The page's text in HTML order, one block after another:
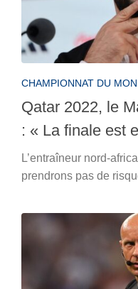
CHAMPIONNAT DU
Qatar 2022, le
: « La finale est
L’entraîneur nord-
prendrons pas de